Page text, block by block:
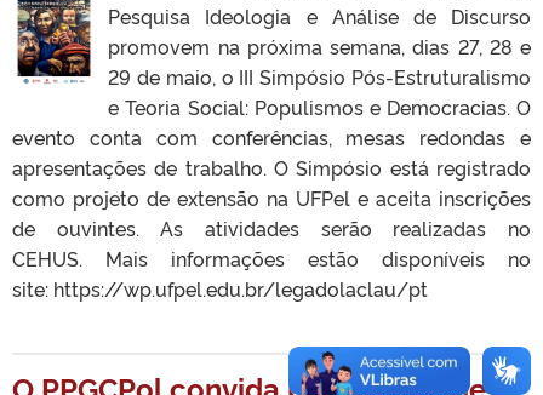
Pesquisa Ideologia e Análise de Discurso
promovem na próxima semana, dias 27, 28 e
29 de maio, o III Simpósio Pós-Estruturalismo
e Teoria Social: Populismos e Democracias. O
evento conta com conferências, mesas redondas e
apresentações de trabalho. O Simpósio está registrado
como projeto de extensão na UFPel e aceita inscrições
de ouvintes. As atividades serão realizadas no
CEHUS. Mais informações estão disponíveis no
site: https://wp.ufpel.edu.br/legadolaclau/pt
O PPGCPol convida para Atividade